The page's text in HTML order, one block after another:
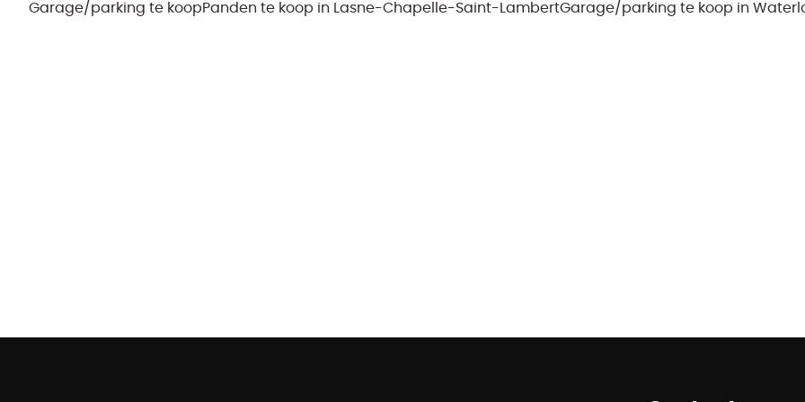
Garage/parking te koopPanden te koop in Lasne-Chapelle-Saint-LambertGarage/parking te koop in